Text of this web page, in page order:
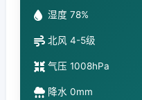
湿度 78%
北风 4-5级
气压 1008hPa
降水 0mm